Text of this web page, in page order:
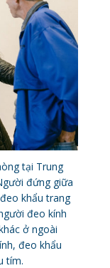
tại Trung
đứng giữa
khẩu trang
đeo kính
ở ngoài
đeo khẩu
tím.